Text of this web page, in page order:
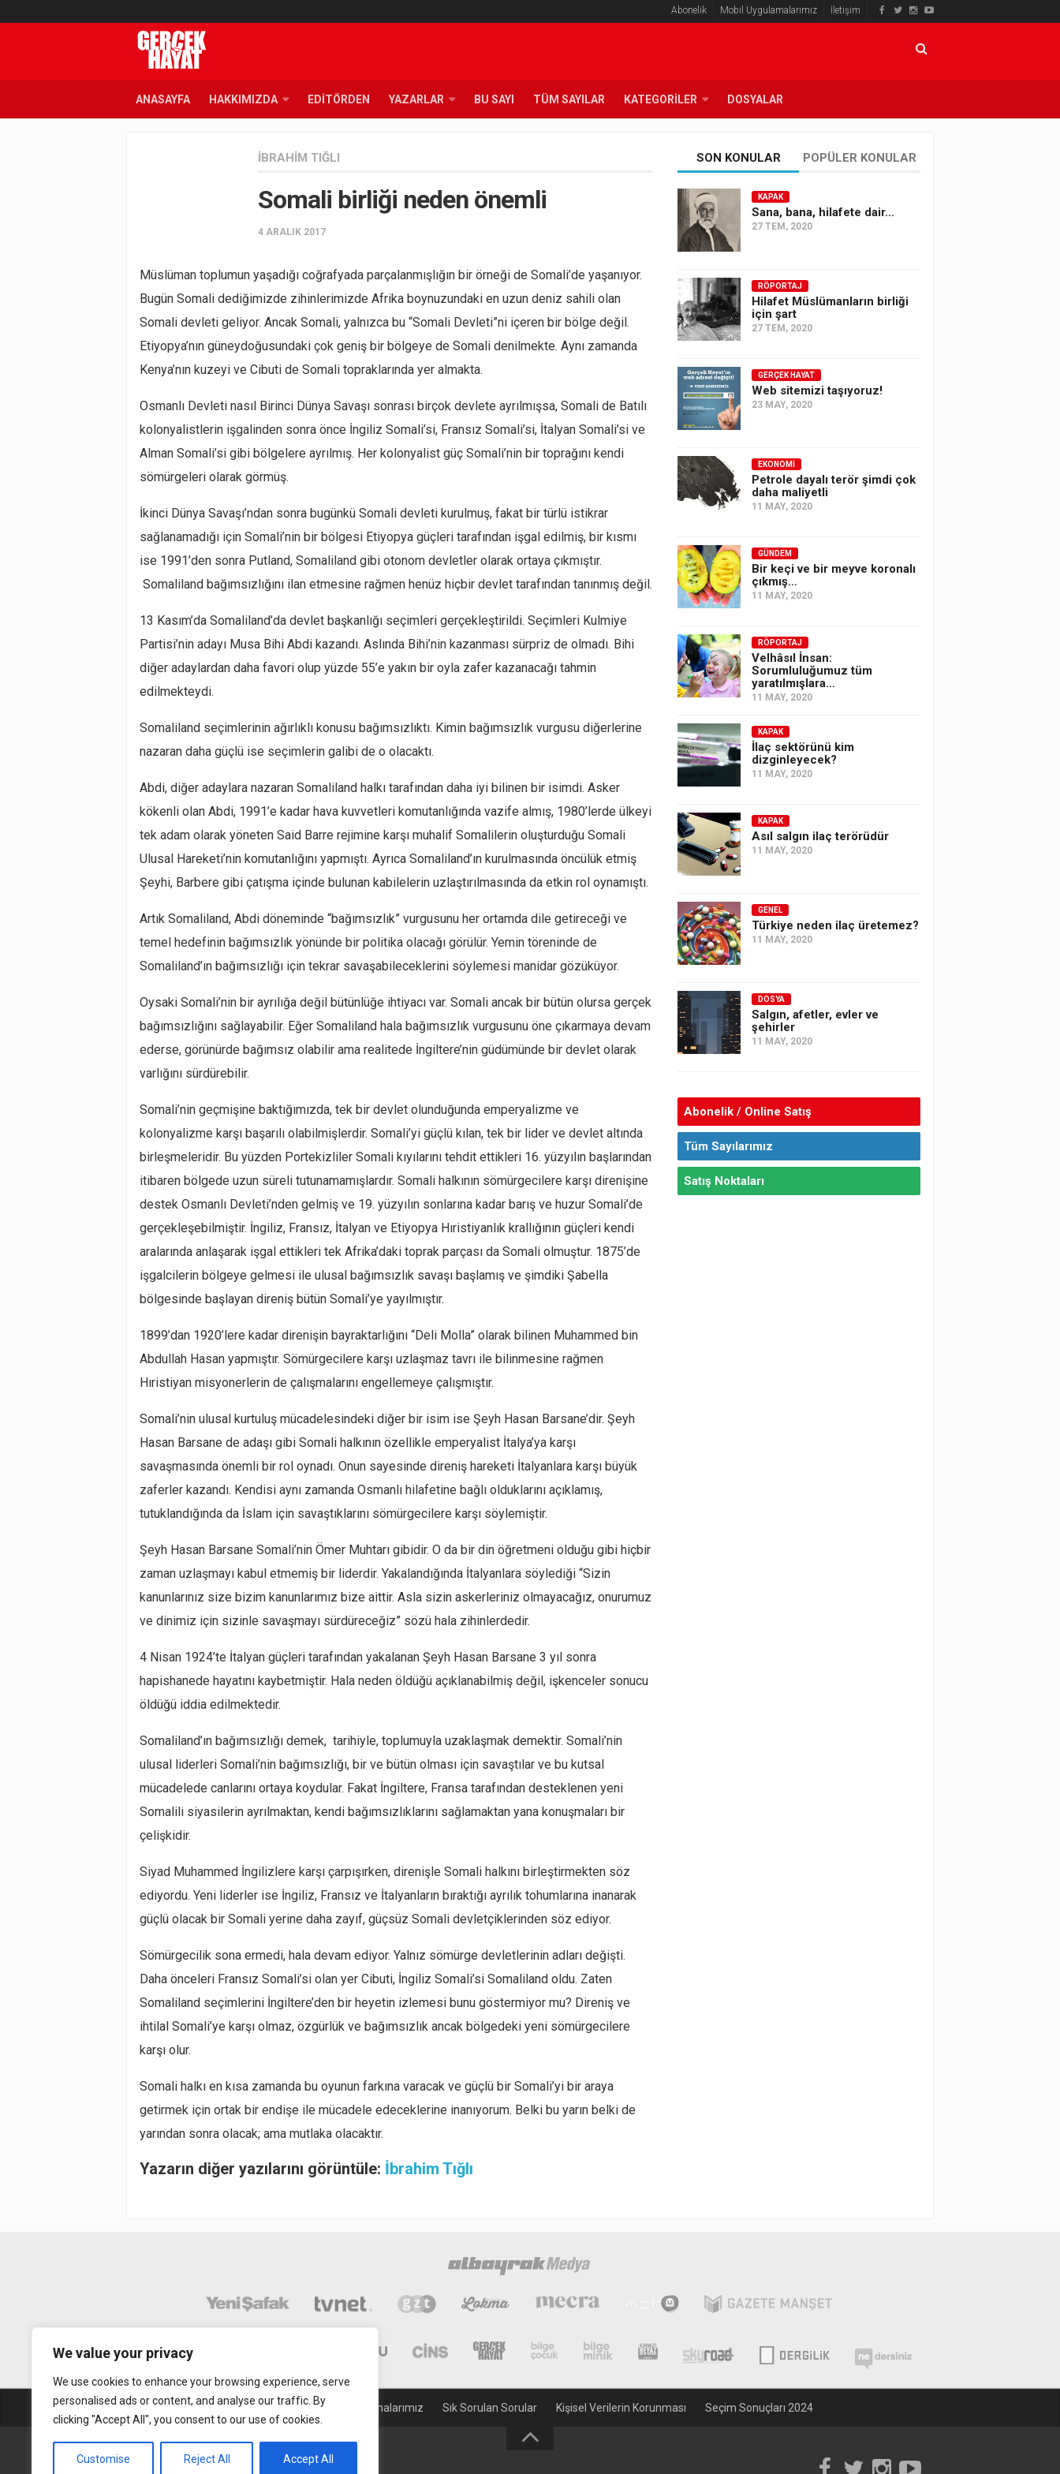
We value your privacy
We use cookies to enhance your browsing experience, serve
personalised ads or content, and analyse our traffic. By
clicking "Accept All", you consent to our use of cookies.
Customise Reject All Accept All
Abonelik Mobil Uygulamalarımız İletişim
ANASAYFA HAKKIMIZDA EDITÖRDEN YAZARLAR BU SAYI TÜM SAYILAR KATEGORILER DOSYALAR
İBRAHIM TIĞLI
Somali birliği neden önemli
4 ARALIK 2017
Müslüman toplumun yaşadığı coğrafyada parçalanmışlığın bir örneği de Somali’de yaşanıyor.
Bugün Somali dediğimizde zihinlerimizde Afrika boynuzundaki en uzun deniz sahili olan
Somali devleti geliyor. Ancak Somali, yalnızca bu “Somali Devleti”ni içeren bir bölge değil.
Etiyopya’nın güneydoğusundaki çok geniş bir bölgeye de Somali denilmekte. Aynı zamanda
Kenya’nın kuzeyi ve Cibuti de Somali topraklarında yer almakta.
Osmanlı Devleti nasıl Birinci Dünya Savaşı sonrası birçok devlete ayrılmışsa, Somali de Batılı
kolonyalistlerin işgalinden sonra önce İngiliz Somali’si, Fransız Somali’si, İtalyan Somali’si ve
Alman Somali’si gibi bölgelere ayrılmış. Her kolonyalist güç Somali’nin bir toprağını kendi
sömürgeleri olarak görmüş.
İkinci Dünya Savaşı’ndan sonra bugünkü Somali devleti kurulmuş, fakat bir türlü istikrar
sağlanamadığı için Somali’nin bir bölgesi Etiyopya güçleri tarafından işgal edilmiş, bir kısmı
ise 1991’den sonra Putland, Somaliland gibi otonom devletler olarak ortaya çıkmıştır.
Somaliland bağımsızlığını ilan etmesine rağmen henüz hiçbir devlet tarafından tanınmış değil.
13 Kasım’da Somaliland’da devlet başkanlığı seçimleri gerçekleştirildi. Seçimleri Kulmiye
Partisi’nin adayı Musa Bihi Abdi kazandı. Aslında Bihi’nin kazanması sürpriz de olmadı. Bihi
diğer adaylardan daha favori olup yüzde 55’e yakın bir oyla zafer kazanacağı tahmin
edilmekteydi.
Somaliland seçimlerinin ağırlıklı konusu bağımsızlıktı. Kimin bağımsızlık vurgusu diğerlerine
nazaran daha güçlü ise seçimlerin galibi de o olacaktı.
Abdi, diğer adaylara nazaran Somaliland halkı tarafından daha iyi bilinen bir isimdi. Asker
kökenli olan Abdi, 1991’e kadar hava kuvvetleri komutanlığında vazife almış, 1980’lerde ülkeyi
tek adam olarak yöneten Said Barre rejimine karşı muhalif Somalilerin oluşturduğu Somali
Ulusal Hareketi’nin komutanlığını yapmıştı. Ayrıca Somaliland’ın kurulmasında öncülük etmiş
Şeyhi, Barbere gibi çatışma içinde bulunan kabilelerin uzlaştırılmasında da etkin rol oynamıştı.
Artık Somaliland, Abdi döneminde “bağımsızlık” vurgusunu her ortamda dile getireceği ve
temel hedefinin bağımsızlık yönünde bir politika olacağı görülür. Yemin töreninde de
Somaliland’ın bağımsızlığı için tekrar savaşabileceklerini söylemesi manidar gözüküyor.
Oysaki Somali’nin bir ayrılığa değil bütünlüğe ihtiyacı var. Somali ancak bir bütün olursa gerçek
bağımsızlığını sağlayabilir. Eğer Somaliland hala bağımsızlık vurgusunu öne çıkarmaya devam
ederse, görünürde bağımsız olabilir ama realitede İngiltere’nin güdümünde bir devlet olarak
varlığını sürdürebilir.
Somali’nin geçmişine baktığımızda, tek bir devlet olunduğunda emperyalizme ve
kolonyalizme karşı başarılı olabilmişlerdir. Somali’yi güçlü kılan, tek bir lider ve devlet altında
birleşmeleridir. Bu yüzden Portekizliler Somali kıyılarını tehdit ettikleri 16. yüzyılın başlarından
itibaren bölgede uzun süreli tutunamamışlardır. Somali halkının sömürgecilere karşı direnişine
destek Osmanlı Devleti’nden gelmiş ve 19. yüzyılın sonlarına kadar barış ve huzur Somali’de
gerçekleşebilmiştir. İngiliz, Fransız, İtalyan ve Etiyopya Hıristiyanlık krallığının güçleri kendi
aralarında anlaşarak işgal ettikleri tek Afrika’daki toprak parçası da Somali olmuştur. 1875’de
işgalcilerin bölgeye gelmesi ile ulusal bağımsızlık savaşı başlamış ve şimdiki Şabella
bölgesinde başlayan direniş bütün Somali’ye yayılmıştır.
1899’dan 1920’lere kadar direnişin bayraktarlığını “Deli Molla” olarak bilinen Muhammed bin
Abdullah Hasan yapmıştır. Sömürgecilere karşı uzlaşmaz tavrı ile bilinmesine rağmen
Hıristiyan misyonerlerin de çalışmalarını engellemeye çalışmıştır.
Somali’nin ulusal kurtuluş mücadelesindeki diğer bir isim ise Şeyh Hasan Barsane’dir. Şeyh
Hasan Barsane de adaşı gibi Somali halkının özellikle emperyalist İtalya’ya karşı
savaşmasında önemli bir rol oynadı. Onun sayesinde direniş hareketi İtalyanlara karşı büyük
zaferler kazandı. Kendisi aynı zamanda Osmanlı hilafetine bağlı olduklarını açıklamış,
tutuklandığında da İslam için savaştıklarını sömürgecilere karşı söylemiştir.
Şeyh Hasan Barsane Somali’nin Ömer Muhtarı gibidir. O da bir din öğretmeni olduğu gibi hiçbir
zaman uzlaşmayı kabul etmemiş bir liderdir. Yakalandığında İtalyanlara söylediği “Sizin
kanunlarınız size bizim kanunlarımız bize aittir. Asla sizin askerleriniz olmayacağız, onurumuz
ve dinimiz için sizinle savaşmayı sürdüreceğiz” sözü hala zihinlerdedir.
4 Nisan 1924’te İtalyan güçleri tarafından yakalanan Şeyh Hasan Barsane 3 yıl sonra
hapishanede hayatını kaybetmiştir. Hala neden öldüğü açıklanabilmiş değil, işkenceler sonucu
öldüğü iddia edilmektedir.
Somaliland’ın bağımsızlığı demek, tarihiyle, toplumuyla uzaklaşmak demektir. Somali’nin
ulusal liderleri Somali’nin bağımsızlığı, bir ve bütün olması için savaştılar ve bu kutsal
mücadelede canlarını ortaya koydular. Fakat İngiltere, Fransa tarafından desteklenen yeni
Somalili siyasilerin ayrılmaktan, kendi bağımsızlıklarını sağlamaktan yana konuşmaları bir
çelişkidir.
Siyad Muhammed İngilizlere karşı çarpışırken, direnişle Somali halkını birleştirmekten söz
ediyordu. Yeni liderler ise İngiliz, Fransız ve İtalyanların bıraktığı ayrılık tohumlarına inanarak
güçlü olacak bir Somali yerine daha zayıf, güçsüz Somali devletçiklerinden söz ediyor.
Sömürgecilik sona ermedi, hala devam ediyor. Yalnız sömürge devletlerinin adları değişti.
Daha önceleri Fransız Somali’si olan yer Cibuti, İngiliz Somali’si Somaliland oldu. Zaten
Somaliland seçimlerini İngiltere’den bir heyetin izlemesi bunu göstermiyor mu? Direniş ve
ihtilal Somali’ye karşı olmaz, özgürlük ve bağımsızlık ancak bölgedeki yeni sömürgecilere
karşı olur.
Somali halkı en kısa zamanda bu oyunun farkına varacak ve güçlü bir Somali’yi bir araya
getirmek için ortak bir endişe ile mücadele edeceklerine inanıyorum. Belki bu yarın belki de
yarından sonra olacak; ama mutlaka olacaktır.
Yazarın diğer yazılarını görüntüle: İbrahim Tığlı
SON KONULAR POPÜLER KONULAR
KAPAK
Sana, bana, hilafete dair…
27 TEM, 2020
RÖPORTAJ
Hilafet Müslümanların birliği
için şart
27 TEM, 2020
GERÇEK HAYAT
Web sitemizi taşıyoruz!
23 MAY, 2020
EKONOMI
Petrole dayalı terör şimdi çok
daha maliyetli
11 MAY, 2020
GÜNDEM
Bir keçi ve bir meyve koronalı
çıkmış…
11 MAY, 2020
RÖPORTAJ
Velhâsıl İnsan:
Sorumluluğumuz tüm
yaratılmışlara…
11 MAY, 2020
KAPAK
İlaç sektörünü kim
dizginleyecek?
11 MAY, 2020
KAPAK
Asıl salgın ilaç terörüdür
11 MAY, 2020
GENEL
Türkiye neden ilaç üretemez?
11 MAY, 2020
DOSYA
Salgın, afetler, evler ve
şehirler
11 MAY, 2020
Abonelik / Online Satış
Tüm Sayılarımız
Satış Noktaları
Abonelik Mobil Uygulamalarımız Sık Sorulan Sorular Kişisel Verilerin Korunması Seçim Sonuçları 2024
Gerçek Hayat © 2015. Her hakkı sakldır.